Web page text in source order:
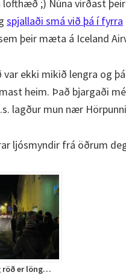
lofthæð ;) Núna virðast
spjallaði smá við þá í fyrra
þeir mæta á Iceland
ekki mikið lengra og
heim. Það bjargaði
lagður mun nær
ljósmyndir frá öðrum
röð er löng…